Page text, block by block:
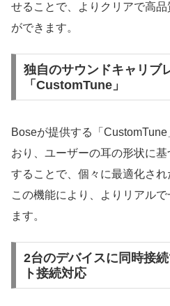
せることで、よりクリアで高
ができます。
独自のサウンドキャリブ
「CustomTune」
Boseが提供する「
おり、ユーザーの耳の形状に
することで、個々に最適化され
この機能により、よりリアル
ます。
2台のデバイスに同時接
ト接続対応